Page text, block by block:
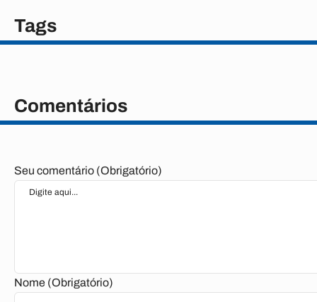
Tags
Comentários
Seu comentário (Obrigatório)
Nome (Obrigatório)